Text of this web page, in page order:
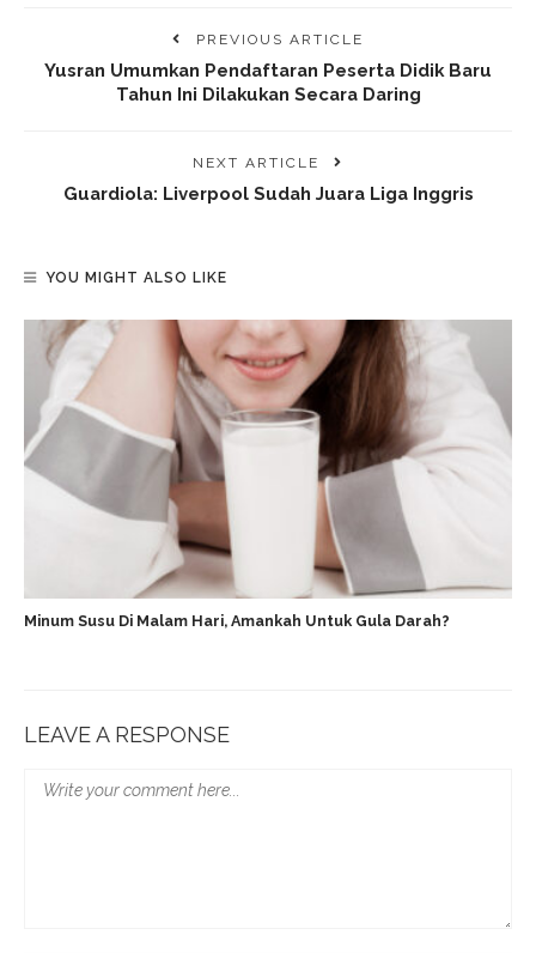
PREVIOUS ARTICLE
Yusran Umumkan Pendaftaran Peserta Didik Baru
Tahun Ini Dilakukan Secara Daring
NEXT ARTICLE
Guardiola: Liverpool Sudah Juara Liga Inggris
YOU MIGHT ALSO LIKE
Minum Susu Di Malam Hari, Amankah Untuk Gula Darah?
LEAVE A RESPONSE